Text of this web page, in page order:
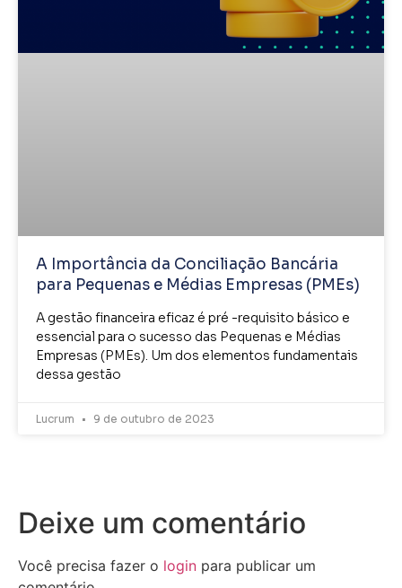
A Importância da Conciliação Bancária
para Pequenas e Médias Empresas (PMEs)
A gestão financeira eficaz é pré -requisito básico e
essencial para o sucesso das Pequenas e Médias
Empresas (PMEs). Um dos elementos fundamentais
dessa gestão
Lucrum 9 de outubro de 2023
Deixe um comentário
Você precisa fazer o login para publicar um